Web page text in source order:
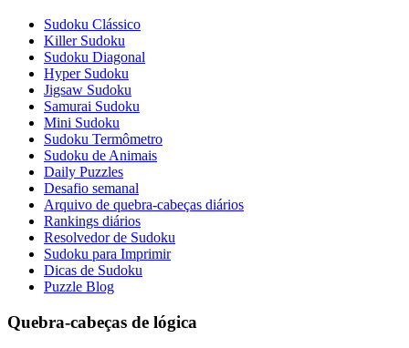
Sudoku Clássico
Killer Sudoku
Sudoku Diagonal
Hyper Sudoku
Jigsaw Sudoku
Samurai Sudoku
Mini Sudoku
Sudoku Termômetro
Sudoku de Animais
Daily Puzzles
Desafio semanal
Arquivo de quebra-cabeças diários
Rankings diários
Resolvedor de Sudoku
Sudoku para Imprimir
Dicas de Sudoku
Puzzle Blog
Quebra-cabeças de lógica